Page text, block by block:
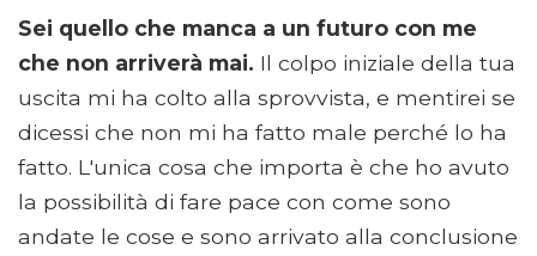
Sei quello che manca a un futuro con me
che non arriverà mai. Il colpo iniziale della tua
uscita mi ha colto alla sprovvista, e mentirei se
dicessi che non mi ha fatto male perché lo ha
fatto. L'unica cosa che importa è che ho avuto
la possibilità di fare pace con come sono
andate le cose e sono arrivato alla conclusione